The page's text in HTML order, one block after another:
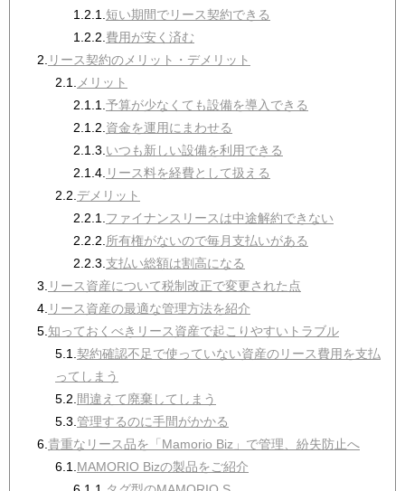
1.2.1. 短い期間でリース契約できる
1.2.2. 費用が安く済む
2. リース契約のメリット・デメリット
2.1.
メリット
2.1.1. 予算が少なくても設備を導入できる
2.1.2. 資金を運用にまわせる
2.1.3. いつも新しい設備を利用できる
2.1.4. リース料を経費として扱える
2.2. デメリット
2.2.1. ファイナンスリースは中途解約できない
2.2.2. 所有権がないので毎月支払いがある
2.2.3. 支払い総額は割高になる
3. リース資産について税制改正で変更された点
4. リース資産の最適な管理方法を紹介
5. 知っておくべきリース資産で起こりやすいトラブル
5.1. 契約確認不足で使っていない資産のリース費用を支払
ってしまう
5.2. 間違えて廃棄してしまう
5.3. 管理するのに手間がかかる
6. 貴重なリース品を「Mamorio Biz」で管理、紛失防止へ
6.1. MAMORIO Bizの製品をご紹介